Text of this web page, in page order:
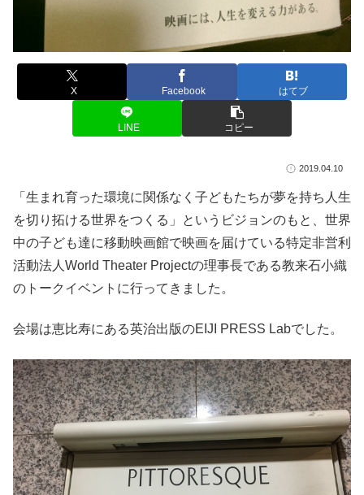
X Facebook はてブ
LINE コピー
2019.04.10
「生まれ育った環境に関係なく子どもたちが夢を持ち人生
を切り拓ける世界をつくる」というビジョンのもと、世界
中の子ども達に移動映画館で映画を届けている特定非営利
活動法人World Theater Projectの理事長である教来石小織
のトークイベントに行ってきました。
会場は恵比寿にある英治出版のEIJI PRESS Labでした。